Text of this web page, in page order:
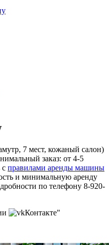
7 мест, кожаный салон)
заказ: от 4-5
с правилами аренды машины
и минимальную аренду
по телефону 8-920-
Контакте"